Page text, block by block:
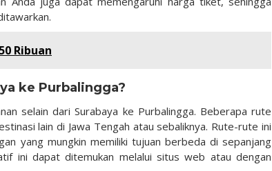
Ribuan
ke Purbalingga?
selain dari Surabaya ke Purbalingga. Beberapa rute
lain di Jawa Tengah atau sebaliknya. Rute-rute ini
yang mungkin memiliki tujuan berbeda di sepanjang
ini dapat ditemukan melalui situs web atau dengan